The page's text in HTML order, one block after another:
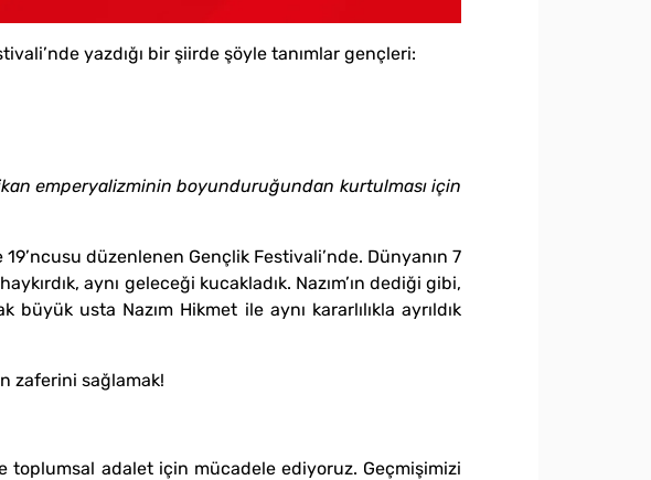
yazdığı bir şiirde şöyle tanımlar gençleri:
emperyalizminin boyunduruğundan kurtulması için
düzenlenen Gençlik Festivali’nde. Dünyanın 7
aynı geleceği kucakladık. Nazım’ın dediği gibi,
usta Nazım Hikmet ile aynı kararlılıkla ayrıldık
zaferini sağlamak!
toplumsal adalet için mücadele ediyoruz. Geçmişimizi